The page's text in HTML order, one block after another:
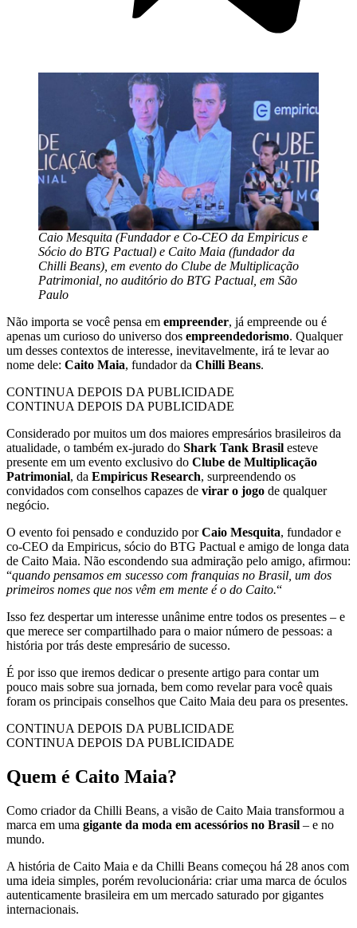
Caio Mesquita (Fundador e Co-CEO da Empiricus e
Sócio do BTG Pactual) e Caito Maia (fundador da
Chilli Beans), em evento do Clube de Multiplicação
Patrimonial, no auditório do BTG Pactual, em São
Paulo
Não importa se você pensa em empreender, já empreende ou é
apenas um curioso do universo dos empreendedorismo. Qualquer
um desses contextos de interesse, inevitavelmente, irá te levar ao
nome dele: Caito Maia, fundador da Chilli Beans.
CONTINUA DEPOIS DA PUBLICIDADE
CONTINUA DEPOIS DA PUBLICIDADE
Considerado por muitos um dos maiores empresários brasileiros da
atualidade, o também ex-jurado do Shark Tank Brasil esteve
presente em um evento exclusivo do Clube de Multiplicação
Patrimonial, da Empiricus Research, surpreendendo os
convidados com conselhos capazes de virar o jogo de qualquer
negócio.
O evento foi pensado e conduzido porCaio Mesquita, fundador e
co-CEO da Empiricus, sócio do BTG Pactual e amigo de longa data
de Caito Maia. Não escondendo sua admiração pelo amigo, afirmou:
“quando pensamos em sucesso com franquias no Brasil, um dos
primeiros nomes que nos vêm em mente é o do Caito.“
Isso fez despertar um interesse unânime entre todos os presentes – e
que merece ser compartilhado para o maior número de pessoas: a
história por trás deste empresário de sucesso.
É por isso que iremos dedicar o presente artigo para contar um
pouco mais sobre sua jornada, bem como revelar para você quais
foram os principais conselhos que Caito Maia deu para os presentes.
CONTINUA DEPOIS DA PUBLICIDADE
CONTINUA DEPOIS DA PUBLICIDADE
Quem é Caito Maia?
Como criador da Chilli Beans, a visão de Caito Maia transformou a
marca em uma gigante da moda em acessórios no Brasil – e no
mundo.
A história de Caito Maia e da Chilli Beans começou há 28 anos com
uma ideia simples, porém revolucionária: criar uma marca de óculos
autenticamente brasileira em um mercado saturado por gigantes
internacionais.